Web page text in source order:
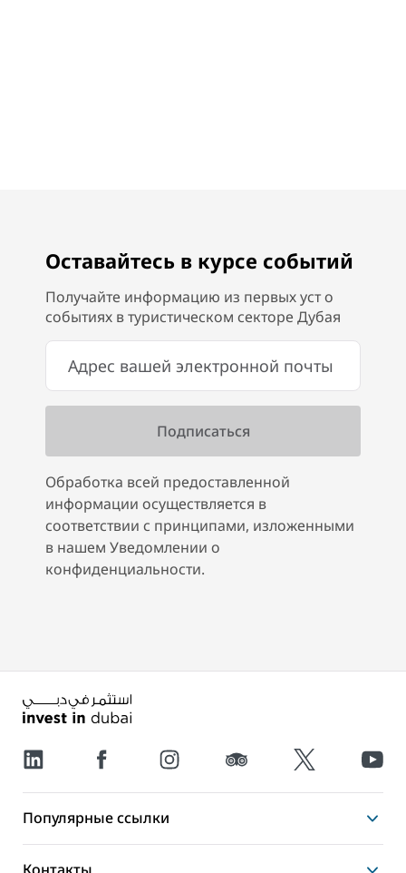
Оставайтесь в курсе событий
Получайте информацию из первых уст о
событиях в туристическом секторе Дубая
Обработка всей предоставленной
информации осуществляется в
соответствии с принципами, изложенными
в нашем Уведомлении о
конфиденциальности.
Популярные ссылки